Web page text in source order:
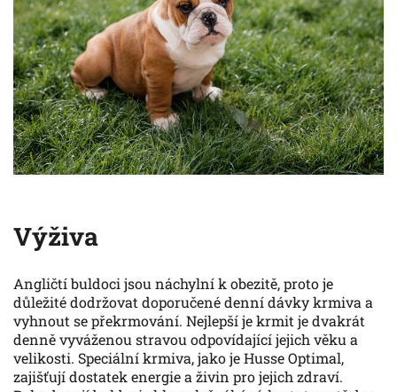
Výživa
Angličtí buldoci jsou náchylní k obezitě, proto je
důležité dodržovat doporučené denní dávky krmiva a
vyhnout se překrmování. Nejlepší je krmit je dvakrát
denně vyváženou stravou odpovídající jejich věku a
velikosti. Speciální krmiva, jako je Husse Optimal,
zajišťují dostatek energie a živin pro jejich zdraví.